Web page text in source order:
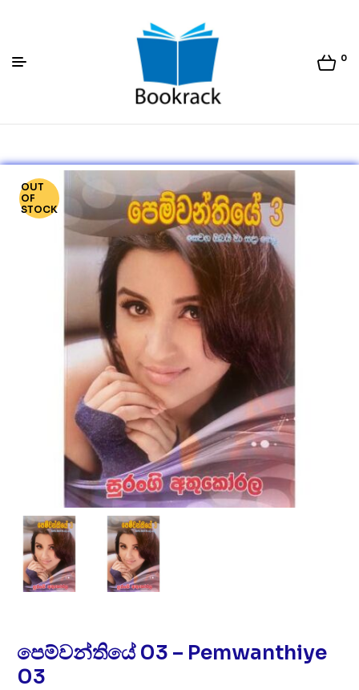
Bookrack.lk
0
OUT
OF
STOCK
පෙම්වන්තියේ 03 – Pemwanthiye
03